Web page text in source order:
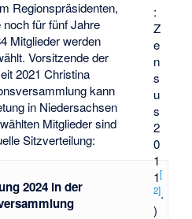
:
Z
e
n
s
u
s
2
0
1
1[
2].
)
Regionspräsidenten,
für fünf Jahre
Mitglieder werden
Vorsitzende der
2021 Christina
kann
in Niedersachsen
Mitglieder sind
Sitzverteilung:
2024 in der